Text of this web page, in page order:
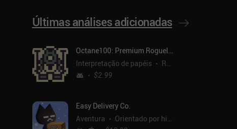
Últimas análises adicionadas
Octane100: Premium Roguelike
Interpretação de papéis
Roguelike
$2.99
Easy Delivery Co.
Aventura
Orientado por histórias